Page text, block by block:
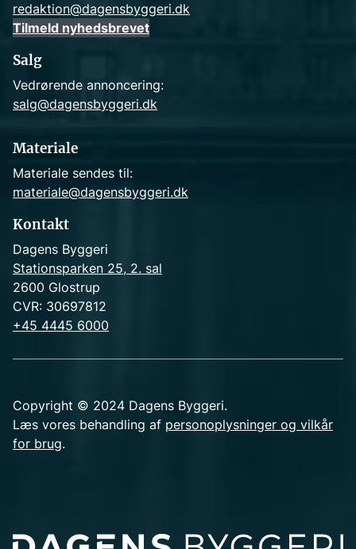
redaktion@dagensbyggeri.dk
Tilmeld nyhedsbrevet
Salg
Vedrørende annoncering:
salg@dagensbyggeri.dk
Materiale
Materiale sendes til:
materiale@dagensbyggeri.dk
Kontakt
Dagens Byggeri
Stationsparken 25, 2. sal
2600 Glostrup
CVR: 30697812
+45 4445 6000
Copyright © 2024 Dagens Byggeri.
Læs vores behandling af personoplysninger og vilkår
for brug.